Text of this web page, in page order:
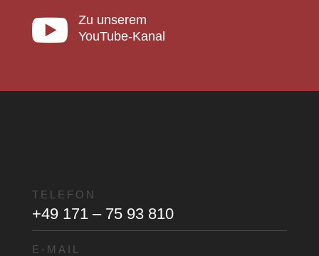

Zu unserem
YouTube-Kanal
TELEFON
+49 171 – 75 93 810
E-MAIL